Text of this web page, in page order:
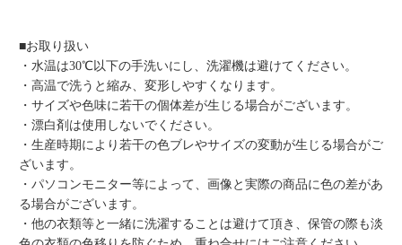
■お取り扱い
・水温は30℃以下の手洗いにし、洗濯機は避けてください。
・高温で洗うと縮み、変形しやすくなります。
・サイズや色味に若干の個体差が生じる場合がございます。
・漂白剤は使用しないでください。
・生産時期により若干の色ブレやサイズの変動が生じる場合がご
ざいます。
・パソコンモニター等によって、画像と実際の商品に色の差があ
る場合がございます。
・他の衣類等と一緒に洗濯することは避けて頂き、保管の際も淡